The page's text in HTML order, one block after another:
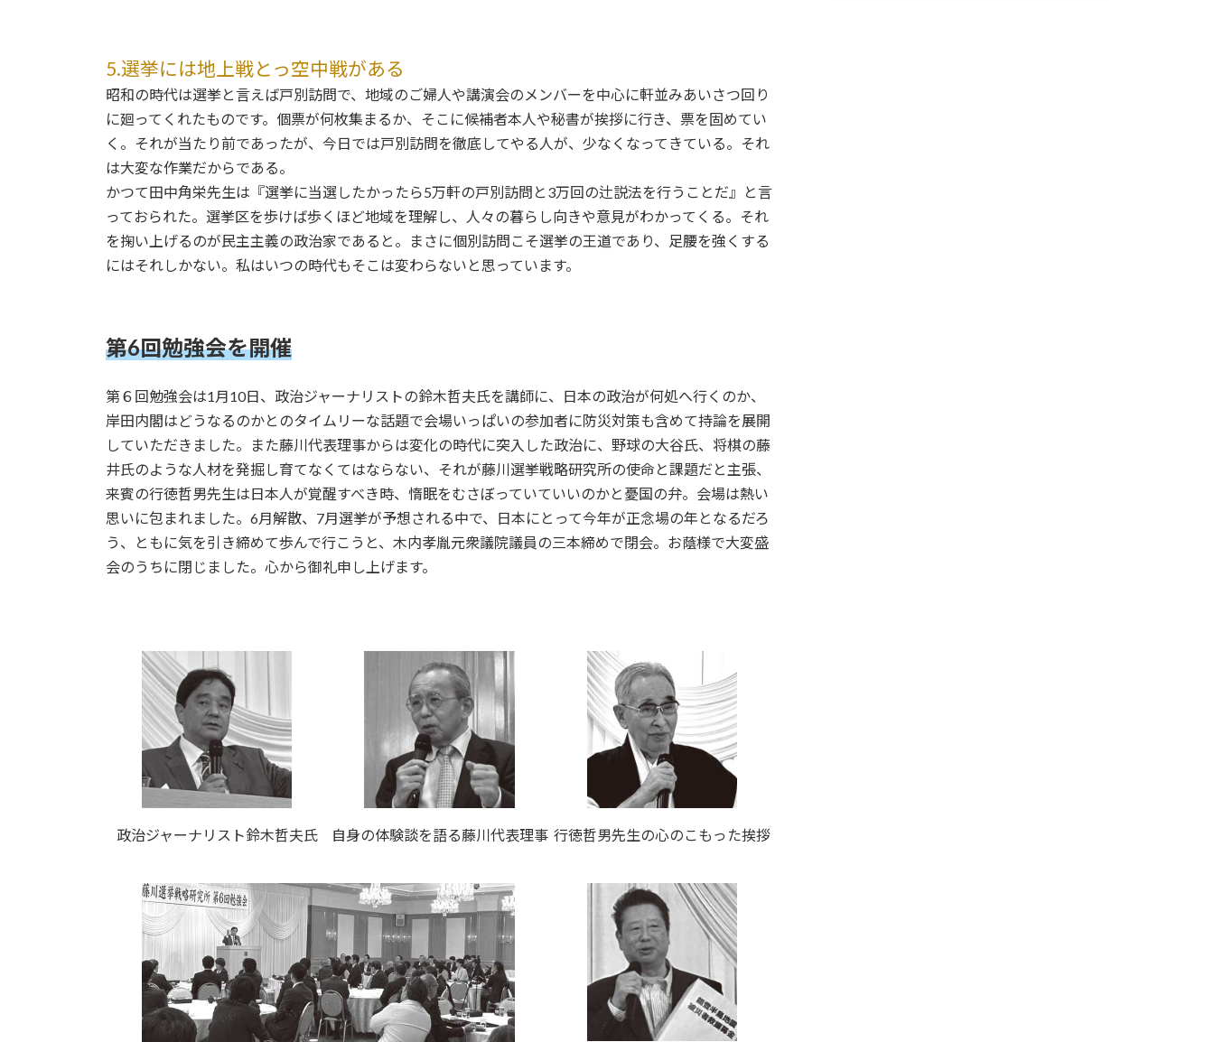
5.選挙には地上戦とっ空中戦がある
昭和の時代は選挙と言えば戸別訪問で、地域のご婦人や講演会のメンバーを中心に軒並みあいさつ回り
に廻ってくれたものです。個票が何枚集まるか、そこに候補者本人や秘書が挨拶に行き、票を固めてい
く。それが当たり前であったが、今日では戸別訪問を徹底してやる人が、少なくなってきている。それ
は大変な作業だからである。
かつて田中角栄先生は『選挙に当選したかったら5万軒の戸別訪問と3万回の辻説法を行うことだ』と言
っておられた。選挙区を歩けば歩くほど地域を理解し、人々の暮らし向きや意見がわかってくる。それ
を掬い上げるのが民主主義の政治家であると。まさに個別訪問こそ選挙の王道であり、足腰を強くする
にはそれしかない。私はいつの時代もそこは変わらないと思っています。
第6回勉強会を開催
第６回勉強会は1月10日、政治ジャーナリストの鈴木哲夫氏を講師に、日本の政治が何処へ行くのか、
岸田内閣はどうなるのかとのタイムリーな話題で会場いっぱいの参加者に防災対策も含めて持論を展開
していただきました。また藤川代表理事からは変化の時代に突入した政治に、野球の大谷氏、将棋の藤
井氏のような人材を発掘し育てなくてはならない、それが藤川選挙戦略研究所の使命と課題だと主張、
来賓の行徳哲男先生は日本人が覚醒すべき時、惰眠をむさぼっていていいのかと憂国の弁。会場は熱い
思いに包まれました。6月解散、7月選挙が予想される中で、日本にとって今年が正念場の年となるだろ
う、ともに気を引き締めて歩んで行こうと、木内孝胤元衆議院議員の三本締めで閉会。お蔭様で大変盛
会のうちに閉じました。心から御礼申し上げます。
政治ジャーナリスト鈴木哲夫氏 自身の体験談を語る藤川代表理事 行徳哲男先生の心のこもった挨拶